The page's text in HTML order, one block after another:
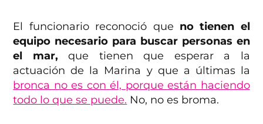
El funcionario reconoció que no tienen el
equipo necesario para buscar personas en
el mar,que tienen que esperar a la
actuación de la Marina y que a últimas la
bronca no es con él, porque están haciendo
todo lo que se puede. No, no es broma.